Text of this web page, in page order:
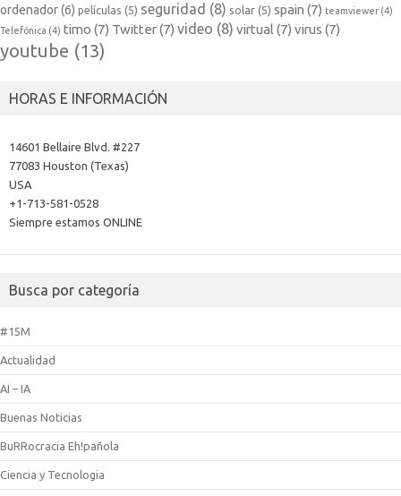
ordenador(6) películas (5) seguridad (8) solar (5) spain (7) teamviewer (4)
Telefónica (4) timo (7) Twitter(7) video (8) virtual (7) virus (7)
youtube (13)
HORAS E INFORMACIÓN
14601 Bellaire Blvd. #227
77083 Houston (Texas)
USA
+1-713-581-0528
Siempre estamos ONLINE
Busca por categoría
#15M
Actualidad
AI – IA
Buenas Noticias
BuRRocracia Eh!pañola
Ciencia y Tecnologia